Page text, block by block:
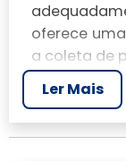
oferece
a coleta de
Ler Mais